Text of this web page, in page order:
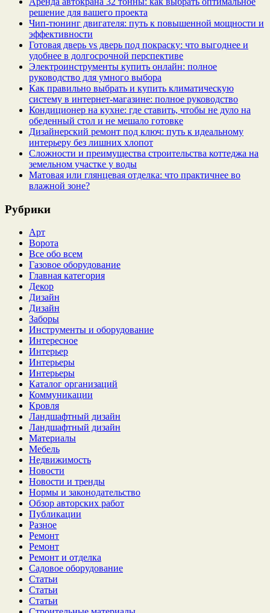
решение для вашего проекта
Чип‑тюнинг двигателя: путь к повышенной мощности и
эффективности
Готовая дверь vs дверь под покраску: что выгоднее и
удобнее в долгосрочной перспективе
Электроинструменты купить онлайн: полное
руководство для умного выбора
Как правильно выбрать и купить климатическую
систему в интернет‑магазине: полное руководство
Кондиционер на кухне: где ставить, чтобы не дуло на
обеденный стол и не мешало готовке
Дизайнерский ремонт под ключ: путь к идеальному
интерьеру без лишних хлопот
Сложности и преимущества строительства коттеджа на
земельном участке у воды
Матовая или глянцевая отделка: что практичнее во
влажной зоне?
Рубрики
Арт
Ворота
Все обо всем
Газовое оборудование
Главная категория
Декор
Дизайн
Дизайн
Заборы
Инструменты и оборудование
Интересное
Интерьер
Интерьеры
Интерьеры
Каталог организаций
Коммуникации
Кровля
Ландшафтный дизайн
Ландшафтный дизайн
Материалы
Мебель
Недвижимость
Новости
Новости и тренды
Нормы и законодательство
Обзор авторских работ
Публикации
Разное
Ремонт
Ремонт
Ремонт и отделка
Садовое оборудование
Статьи
Статьи
Статьи